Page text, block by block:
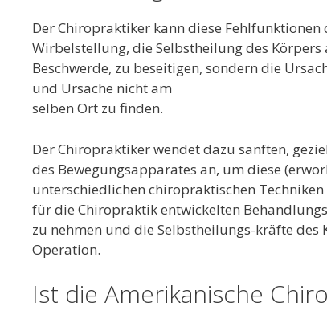
Der Chiropraktiker kann diese
Wirbelstellung, die Selbstheilung des
Beschwerde, zu beseitigen, sondern die
und Ursache nicht am
selben Ort zu finden.
Der Chiropraktiker wendet dazu sanften,
des Bewegungsapparates an, um diese
unterschiedlichen chiropraktischen
für die Chiropraktik entwickelten
zu nehmen und die Selbstheilungs-kräfte
Operation.
Ist die Amerikanische